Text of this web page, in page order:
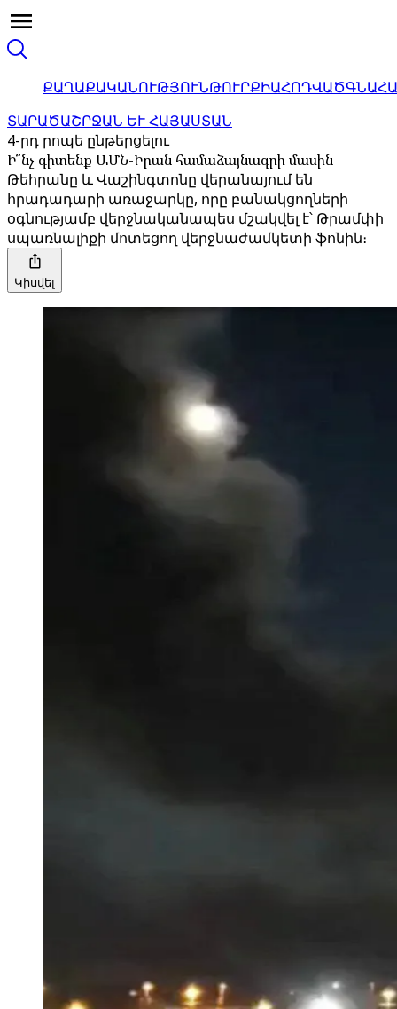
ՔԱՂԱՔԱԿԱՆՈՒԹՅՈՒՆԹՈՒՐՔԻԱՀՈԴՎԱԾ
ՏԱՐԱԾԱՇՐՋԱՆ ԵՒ ՀԱՅԱՍՏԱՆ
4-րդ րոպե ընթերցելու
Ի՞նչ գիտենք ԱՄՆ-Իրան համաձայնագրի մասին
Թեհրանը և Վաշինգտոնը վերանայում են
հրադադարի առաջարկը, որը բանակցողների
օգնությամբ վերջնականապես մշակվել է՝ Թրամփի
սպառնալիքի մոտեցող վերջնաժամկետի ֆոնին։
Կիսվել